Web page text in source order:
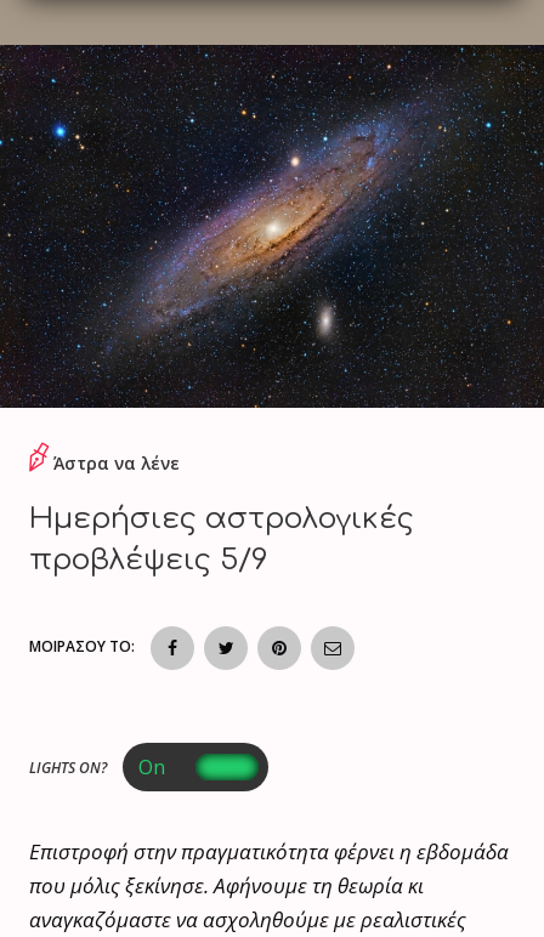
Άστρα να λένε
Ημερήσιες αστρολογικές
προβλέψεις 5/9
ΜΟΙΡΑΣΟΥ ΤΟ:
LIGHTS ON?
Επιστροφή στην πραγματικότητα φέρνει η εβδομάδα
που μόλις ξεκίνησε. Αφήνουμε τη θεωρία κι
αναγκαζόμαστε να ασχοληθούμε με ρεαλιστικές